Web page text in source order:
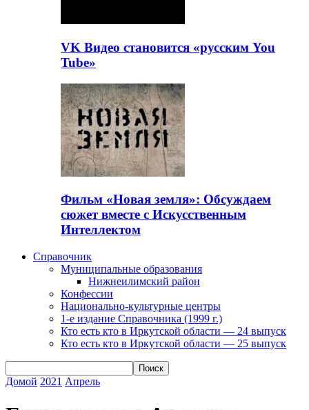
VK Видео становится «русским You
Tube»
Фильм «Новая земля»: Обсуждаем
сюжет вместе с Искусственным
Интеллектом
Справочник
Муниципальные образования
Нижнеилимский район
Конфессии
Национально-культурные центры
1-е издание Справочника (1999 г.)
Кто есть кто в Иркутской области — 24 выпуск
Кто есть кто в Иркутской области — 25 выпуск
Домой 2021 Апрель